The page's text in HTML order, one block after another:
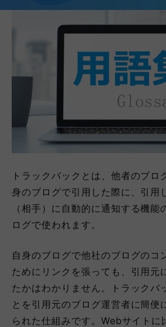
トラックバックとは、他者のブロ
身のブログで引用した際に、引用
（相手）に自動的に通知する機
ログで使われます。
自身のブログで他社のブログのコ
ためにリンクを張っても、引用元
たかはわかりません。トラックバ
とを引用元のブログ運営者に簡便
られた仕組みです。Webサイトに